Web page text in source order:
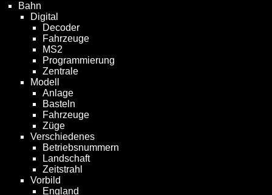
Bahn
Digital
Decoder
Fahrzeuge
MS2
Programmierung
Zentrale
Modell
Anlage
Basteln
Fahrzeuge
Züge
Verschiedenes
Betriebsnummern
Landschaft
Zeitstrahl
Vorbild
England